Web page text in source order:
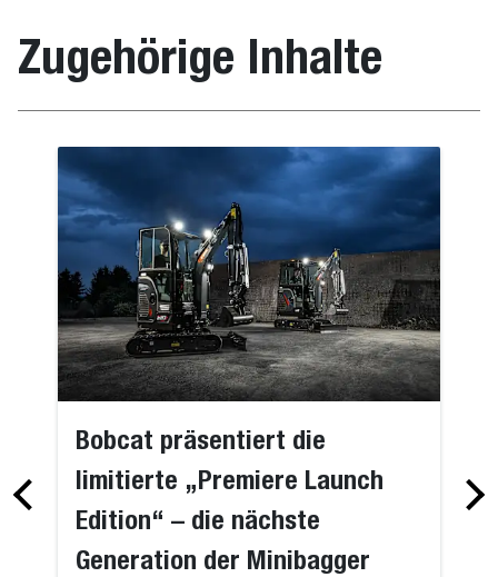
Zugehörige Inhalte
Bobcat präsentiert die
limitierte „Premiere Launch
Edition“ – die nächste
Generation der Minibagger